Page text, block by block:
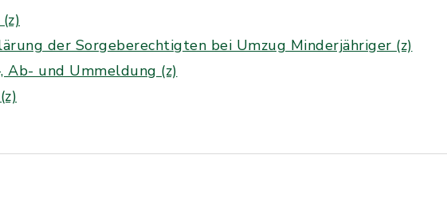
der Sorgeberechtigten bei Umzug Minderjähriger (z)
Ab- und Ummeldung (z)